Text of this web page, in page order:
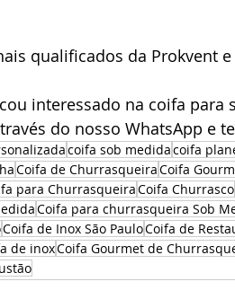
qualificados da Prokvent
interessado na coifa para
do nosso WhatsApp e
coifa sob medidacoifa
Coifa de ChurrasqueiraCoifa
para ChurrasqueiraCoifa Churrasco
Coifa para churrasqueira Sob
Coifa de Inox São PauloCoifa de
de inoxCoifa Gourmet de